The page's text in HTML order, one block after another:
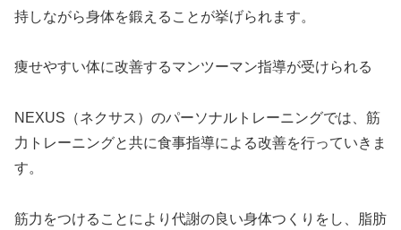
持しながら身体を鍛えることが挙げられます。
痩せやすい体に改善するマンツーマン指導が受けられる
NEXUS（ネクサス）のパーソナルトレーニングでは、筋
力トレーニングと共に食事指導による改善を行っていきま
す。
筋力をつけることにより代謝の良い身体つくりをし、脂肪